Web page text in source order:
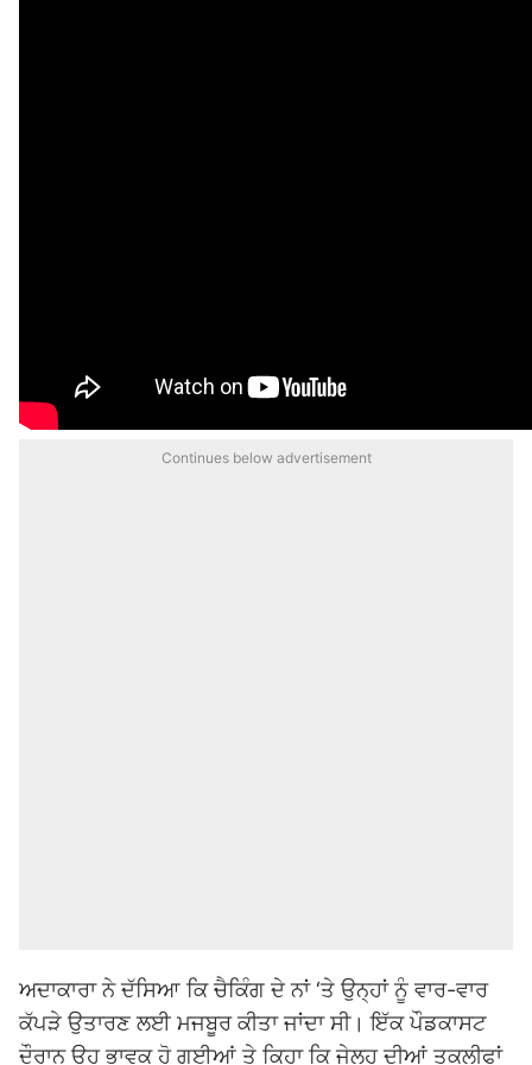
Continues below advertisement
ਅਦਾਕਾਰਾ ਨੇ ਦੱਸਿਆ ਕਿ ਚੈਕਿੰਗ ਦੇ ਨਾਂ ‘ਤੇ ਉਨ੍ਹਾਂ ਨੂੰ ਵਾਰ-ਵਾਰ
ਕੱਪੜੇ ਉਤਾਰਣ ਲਈ ਮਜਬੂਰ ਕੀਤਾ ਜਾਂਦਾ ਸੀ। ਇੱਕ ਪੌਡਕਾਸਟ
ਦੌਰਾਨ ਉਹ ਭਾਵੁਕ ਹੋ ਗਈਆਂ ਤੇ ਕਿਹਾ ਕਿ ਜੇਲ੍ਹ ਦੀਆਂ ਤਕਲੀਫਾਂ